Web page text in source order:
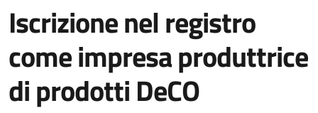
Iscrizione nel registro
come impresa produttrice
di prodotti DeCO